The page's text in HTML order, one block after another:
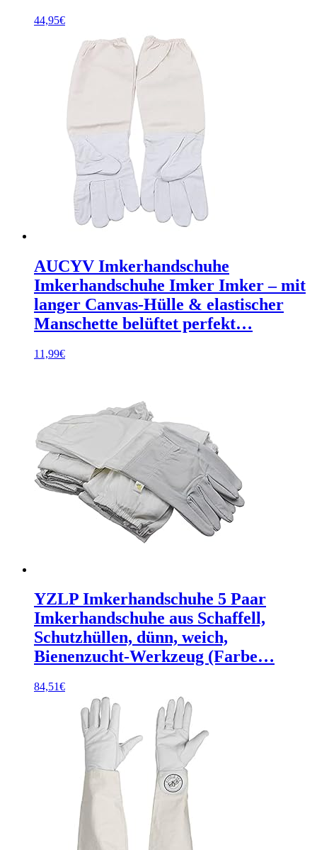
44,95€
AUCYV Imkerhandschuhe
Imkerhandschuhe Imker Imker – mit
langer Canvas-Hülle & elastischer
Manschette belüftet perfekt…
11,99€
YZLP Imkerhandschuhe 5 Paar
Imkerhandschuhe aus Schaffell,
Schutzhüllen, dünn, weich,
Bienenzucht-Werkzeug (Farbe…
84,51€